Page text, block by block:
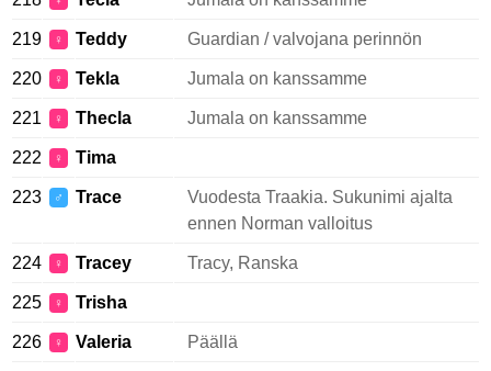
219 ♀ Teddy Guardian / valvojana perinnön
220 ♀ Tekla Jumala on kanssamme
221 ♀ Thecla Jumala on kanssamme
222 ♀ Tima
223 ♂ Trace
Vuodesta Traakia. Sukunimi ajalta
ennen Norman valloitus
224 ♀ Tracey Tracy, Ranska
225 ♀ Trisha
226 ♀ Valeria Päällä